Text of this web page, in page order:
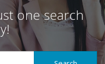
one search